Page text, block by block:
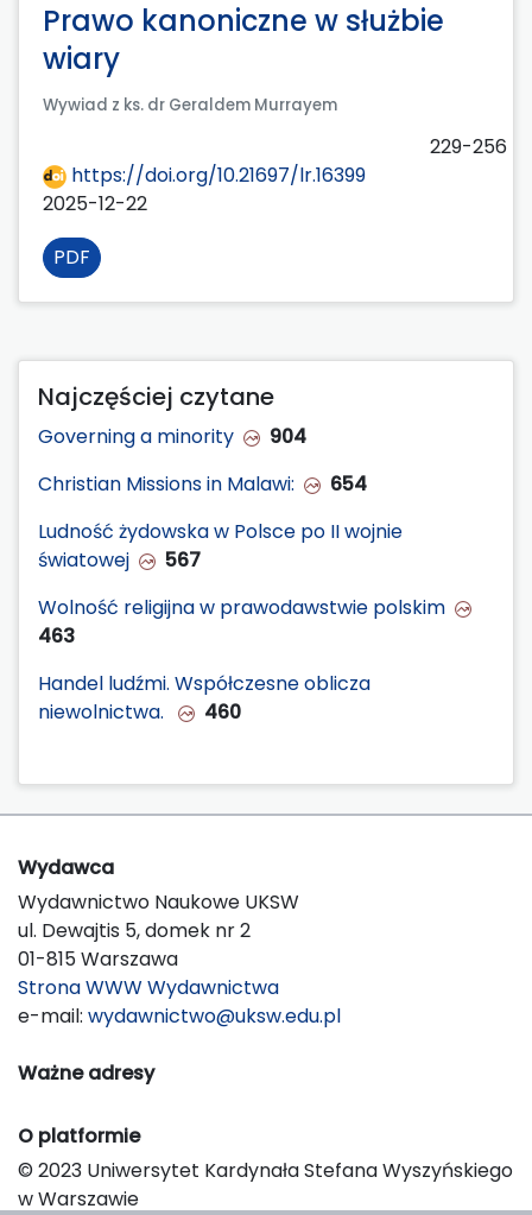
Prawo kanoniczne w służbie
wiary
Wywiad z ks. dr Geraldem Murrayem
229-256
https://doi.org/10.21697/lr.16399
2025-12-22
PDF
Najczęściej czytane
Governing a minority
904
Christian Missions in Malawi:
654
Ludność żydowska w Polsce po II wojnie
światowej
567
Wolność religijna w prawodawstwie polskim
463
Handel ludźmi. Współczesne oblicza
niewolnictwa.
460
Wydawca
Wydawnictwo Naukowe UKSW
ul. Dewajtis 5, domek nr 2
01-815 Warszawa
Strona WWW Wydawnictwa
e-mail: wydawnictwo@uksw.edu.pl
Ważne adresy
O platformie
© 2023 Uniwersytet Kardynała Stefana Wyszyńskiego
w Warszawie